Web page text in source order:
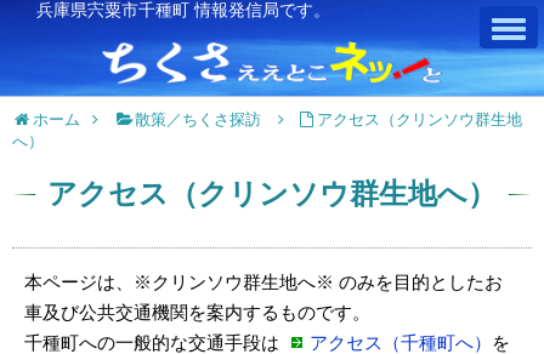
兵庫県宍粟市千種町 情報発信局です。
ホーム 散策／ちくさ探訪
アクセス（クリンソウ群生地
へ）
アクセス（クリンソウ群生地へ）
本ページは、※クリンソウ群生地へ※ のみを目的としたお
車及び公共交通機関を案内するものです。
千種町への一般的な交通手段は
アクセス（千種町へ）
を